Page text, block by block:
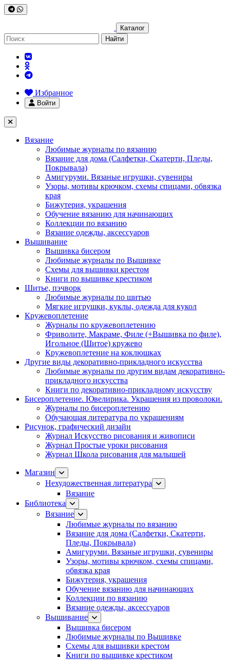
Каталог
Найти
Избранное
Войти
Вязание
Любимые журналы по вязанию
Вязание для дома (Салфетки, Скатерти, Пледы,
Покрывала)
Амигуруми. Вязаные игрушки, сувениры
Узоры, мотивы крючком, схемы спицами, обвязка
края
Бижутерия, украшения
Обучение вязанию для начинающих
Коллекции по вязанию
Вязание одежды, аксессуаров
Вышивание
Вышивка бисером
Любимые журналы по Вышивке
Схемы для вышивки крестом
Книги по вышивке крестиком
Шитье, пэчворк
Любимые журналы по шитью
Мягкие игрушки, куклы, одежда для кукол
Кружевоплетение
Журналы по кружевоплетению
Фриволите, Макраме, Филе (+Вышивка по филе),
Игольное (Шитое) кружево
Кружевоплетение на коклюшках
Другие виды декоративно-прикладного искусства
Любимые журналы по другим видам декоративно-
прикладного искусства
Книги по декоративно-прикладному искусству
Бисероплетение. Ювелирика. Украшения из проволоки.
Журналы по бисероплетению
Обучающая литература по украшениям
Рисунок, графический дизайн
Журнал Искусство рисования и живописи
Журнал Простые уроки рисования
Журнал Школа рисования для малышей
Магазин
Нехудожественная литература
Вязание
Библиотека
Вязание
Любимые журналы по вязанию
Вязание для дома (Салфетки, Скатерти,
Пледы, Покрывала)
Амигуруми. Вязаные игрушки, сувениры
Узоры, мотивы крючком, схемы спицами,
обвязка края
Бижутерия, украшения
Обучение вязанию для начинающих
Коллекции по вязанию
Вязание одежды, аксессуаров
Вышивание
Вышивка бисером
Любимые журналы по Вышивке
Схемы для вышивки крестом
Книги по вышивке крестиком